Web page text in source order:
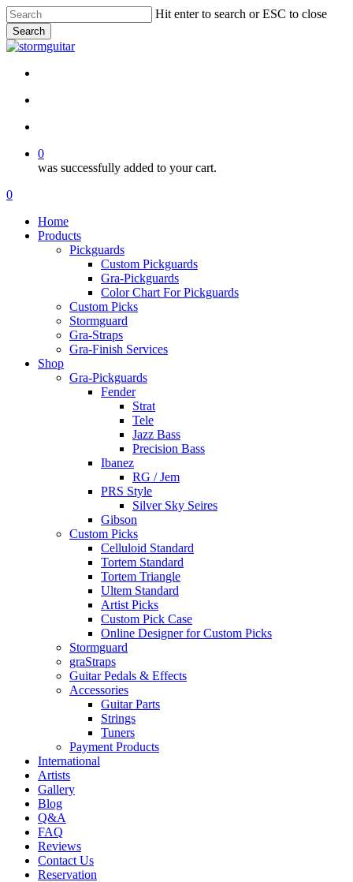
Skip
to
main
content
Hit enter to search or ESC to close
Search
Close
0
was successfully added to your cart.
Menu
search
account
0
Home
Products
Pickguards
Custom Pickguards
Gra-Pickguards
Color Chart For Pickguards
Custom Picks
Stormguard
Gra-Straps
Gra-Finish Services
Shop
Gra-Pickguards
Fender
Strat
Tele
Jazz Bass
Precision Bass
Ibanez
RG / Jem
PRS Style
Silver Sky Seires
Gibson
Custom Picks
Celluloid Standard
Tortem Standard
Tortem Triangle
Ultem Standard
Artist Picks
Custom Pick Case
Online Designer for Custom Picks
Stormguard
graStraps
Guitar Pedals & Effects
Accessories
Guitar Parts
Strings
Tuners
Payment Products
International
Artists
Gallery
Blog
Q&A
FAQ
Reviews
Contact Us
Reservation